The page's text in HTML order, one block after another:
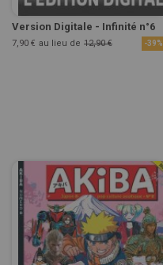
Version Digitale - Infinité n°6
7,90 € au lieu de 12,90 € -39%